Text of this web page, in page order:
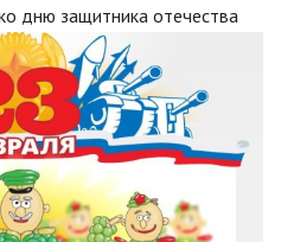
дню защитника отечества